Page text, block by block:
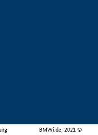
BMWi.de, 2021 ©